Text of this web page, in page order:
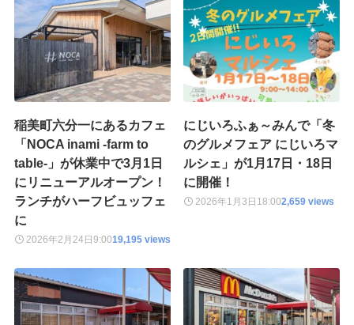
稲美町六分一にあるカフェ
「NOCA inami -farm to
table-」が休業中で3月1日
にリニューアルオープン！
ランチがハーフビュッフェ
に
2026年2月24日 9:0019,195 views
にじいろふぁ～みんで「冬
のグルメフェア にじいろマ
ルシェ」が1月17日・18日
に開催！
2026年1月3日 18:002,659 views